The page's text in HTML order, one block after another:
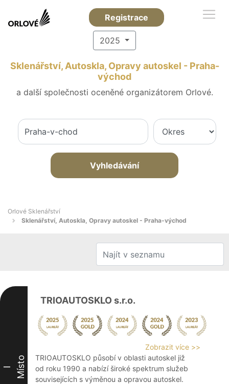
Registrace
2025
Sklenářství, Autoskla, Opravy autoskel - Praha-
východ
a další společnosti oceněné organizátorem Orlové.
Vyhledávání
Orlové Sklenářství
Sklenářství, Autoskla, Opravy autoskel - Praha-východ
I Místo
TRIOAUTOSKLO s.r.o.
Zobrazit více >>
TRIOAUTOSKLO působí v oblasti autoskel již
od roku 1990 a nabízí široké spektrum služeb
souvisejících s výměnou a opravou autoskel.